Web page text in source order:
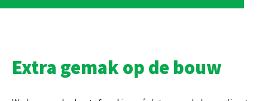
Extra gemak op de bouw